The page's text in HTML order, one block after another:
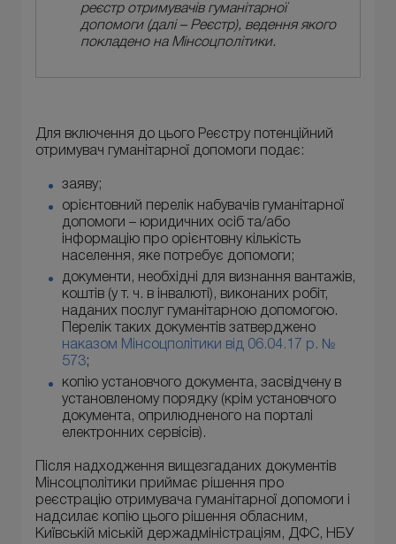
реєстр отримувачів гуманітарної
допомоги (далі – Реєстр), ведення якого
покладено на Мінсоцполітики.
Для включення до цього Реєстру потенційний
отримувач гуманітарної допомоги подає:
заяву;
орієнтовний перелік набувачів гуманітарної
допомоги – юридичних осіб та/або
інформацію про орієнтовну кількість
населення, яке потребує допомоги;
документи, необхідні для визнання вантажів,
коштів (у т. ч. в інвалюті), виконаних робіт,
наданих послуг гуманітарною допомогою.
Перелік таких документів затверджено
наказом Мінсоцполітики від 06.04.17 р. №
573;
копію установчого документа, засвідчену в
установленому порядку (крім установчого
документа, оприлюдненого на порталі
електронних сервісів).
Після надходження вищезгаданих документів
Мінсоцполітики приймає рішення про
реєстрацію отримувача гуманітарної допомоги і
надсилає копію цього рішення обласним,
Київській міській держадміністраціям, ДФС, НБУ